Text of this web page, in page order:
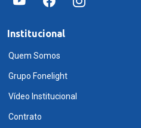
Institucional
Quem Somos
Grupo Fonelight
Vídeo Institucional
Contrato